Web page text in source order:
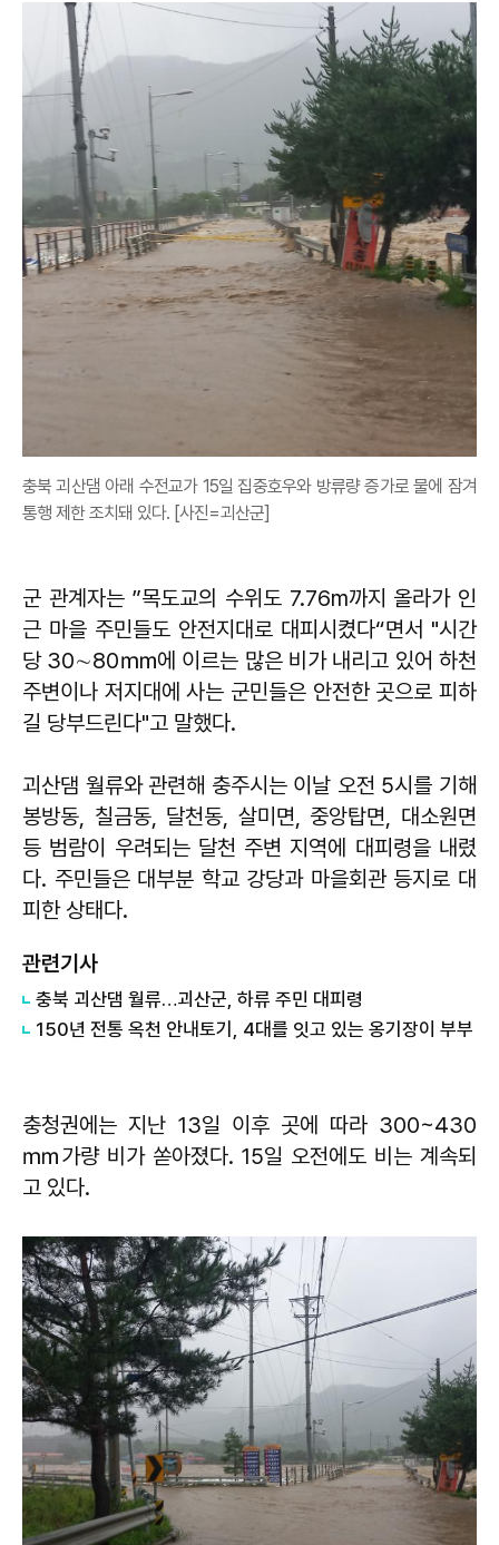
충북 괴산댐 아래 수전교가 15일 집중호우와 방류량 증가로 물에 잠겨
통행 제한 조치돼 있다. [사진=괴산군]
군 관계자는 ”목도교의 수위도 7.76m까지 올라가 인
근 마을 주민들도 안전지대로 대피시켰다“면서 "시간
당 30∼80㎜에 이르는 많은 비가 내리고 있어 하천
주변이나 저지대에 사는 군민들은 안전한 곳으로 피하
길 당부드린다"고 말했다.
괴산댐 월류와 관련해 충주시는 이날 오전 5시를 기해
봉방동, 칠금동, 달천동, 살미면, 중앙탑면, 대소원면
등 범람이 우려되는 달천 주변 지역에 대피령을 내렸
다. 주민들은 대부분 학교 강당과 마을회관 등지로 대
피한 상태다.
관련기사
충북 괴산댐 월류…괴산군, 하류 주민 대피령
150년 전통 옥천 안내토기, 4대를 잇고 있는 옹기장이 부부
충청권에는 지난 13일 이후 곳에 따라 300~430
㎜가량 비가 쏟아졌다. 15일 오전에도 비는 계속되
고 있다.